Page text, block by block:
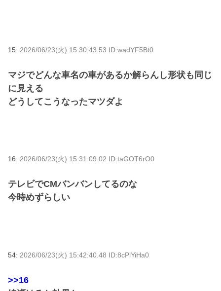
15: 2026/06/23(火) 15:30:43.53 ID:wadYF5Bt0
マジでどんな車名の車があるか解らんし形状も同じ
に見える
どうしてこうなったマツダよ
16: 2026/06/23(火) 15:31:09.02 ID:taGOT6rO0
テレビでCMバンバンしてるのな
今時めずらしい
54: 2026/06/23(火) 15:42:40.48 ID:8cPlYiHa0
>>16